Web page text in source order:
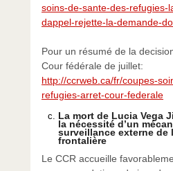
soins-de-sante-des-refugies-
dappel-rejette-la-demande-
Pour un résumé de la
Cour fédérale de juillet:
http://ccrweb.ca/fr/coupes-
refugies-arret-cour-federale
La mort de Lucia Vega
la nécessité d’un
surveillance externe de
frontalière
Le CCR accueille